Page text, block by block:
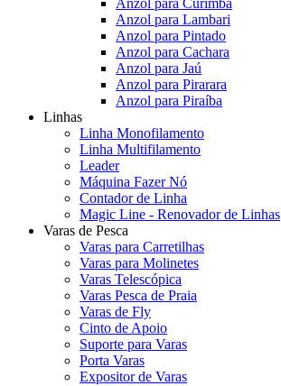
Anzol para Curimba
Anzol para Lambari
Anzol para Pintado
Anzol para Cachara
Anzol para Jaú
Anzol para Pirarara
Anzol para Piraíba
Linhas
Linha Monofilamento
Linha Multifilamento
Leader
Máquina Fazer Nó
Contador de Linha
Magic Line - Renovador de Linhas
Varas de Pesca
Varas para Carretilhas
Varas para Molinetes
Varas Telescópica
Varas Pesca de Praia
Varas de Fly
Cinto de Apoio
Suporte para Varas
Porta Varas
Expositor de Varas